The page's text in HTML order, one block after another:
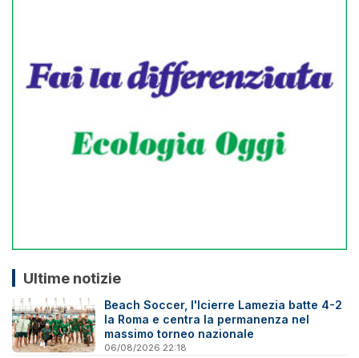
Ultime notizie
Beach Soccer, l'Icierre Lamezia batte 4-2
la Roma e centra la permanenza nel
massimo torneo nazionale
06/08/2026 22:18